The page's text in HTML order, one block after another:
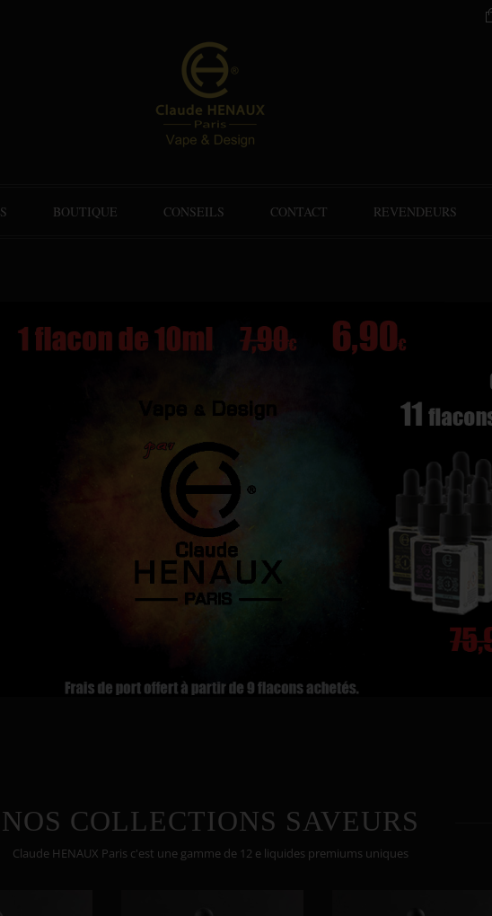
BOUTIQUE CONSEILS CONTACT REVENDEURS
NOS COLLECTIONS SAVEURS
Claude HENAUX Paris c'est une gamme de 12 e liquides premiums uniques